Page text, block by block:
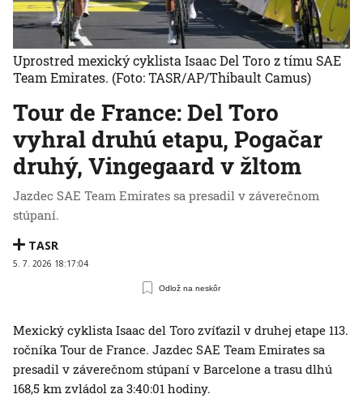
Tour de France: Del Toro
vyhral druhú etapu, Pogačar
druhý, Vingegaard v žltom
Jazdec SAE Team Emirates sa presadil v záverečnom
stúpaní.
TASR
5. 7. 2026 18:17:04
Odlož na neskôr
Uprostred mexický cyklista Isaac Del Toro z tímu SAE
Team Emirates. (Foto: TASR/AP/Thibault Camus)
Mexický cyklista Isaac del Toro zvíťazil v druhej etape 113.
ročníka Tour de France. Jazdec SAE Team Emirates sa
presadil v záverečnom stúpaní v Barcelone a trasu dlhú
168,5 km zvládol za 3:40:01 hodiny.